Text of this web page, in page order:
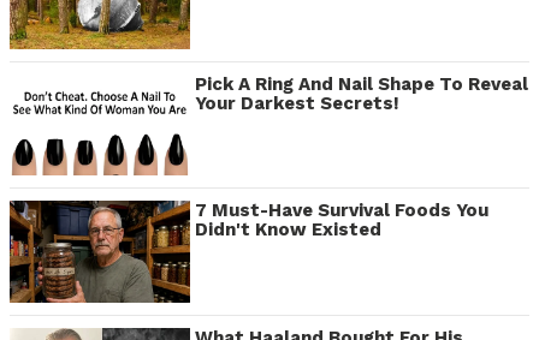
Pick A Ring And Nail Shape To Reveal
Your Darkest Secrets!
7 Must-Have Survival Foods You
Didn't Know Existed